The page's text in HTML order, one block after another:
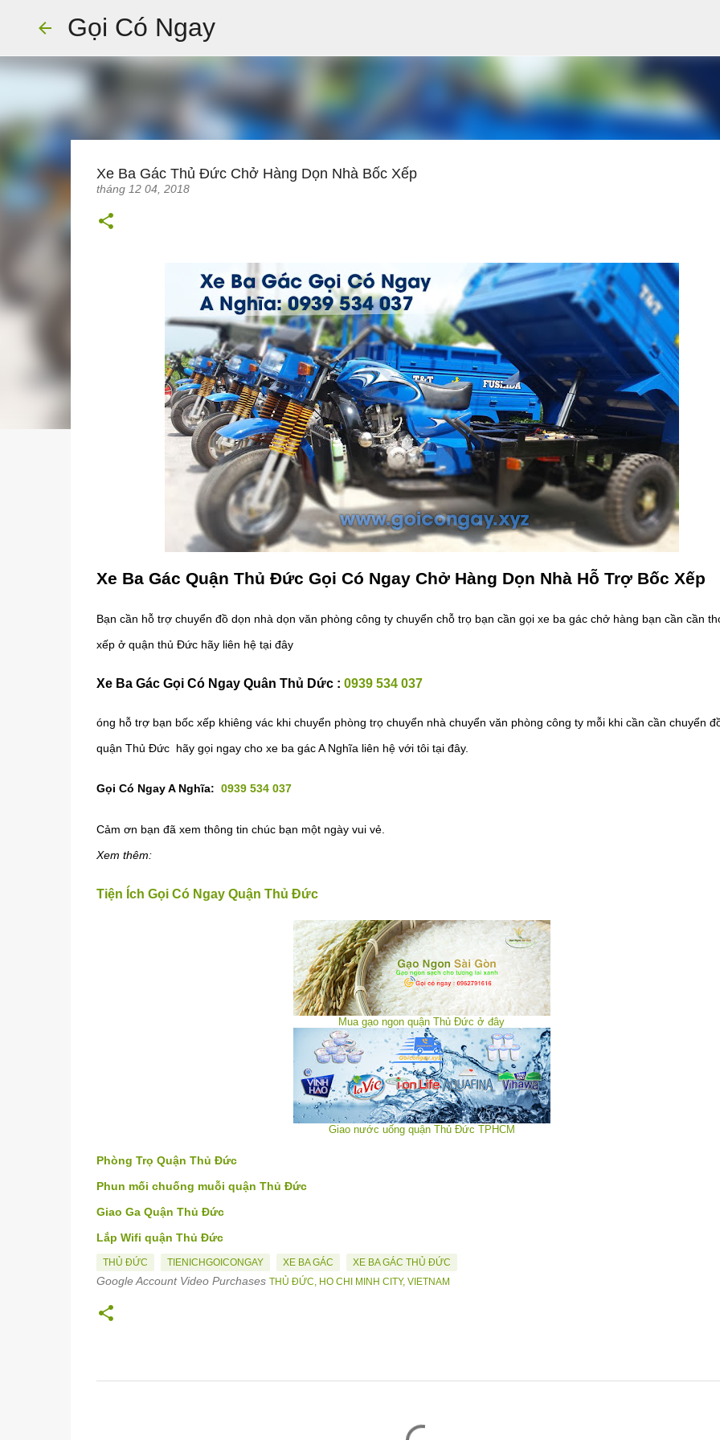
Gọi Có Ngay
Xe Ba Gác Thủ Đức Chở Hàng Dọn Nhà Bốc Xếp
tháng 12 04, 2018
Xe Ba Gác Quận Thủ Đức Gọi Có Ngay Chở Hàng Dọn Nhà Hỗ Trợ Bốc Xếp
Bạn cần hỗ trợ chuyển đồ dọn nhà dọn văn phòng công ty chuyển chỗ trọ bạn cần gọi xe ba gác chở hàng bạn cần cần
xếp ở quận thủ Đức hãy liên hệ tại đây
Xe Ba Gác Gọi Có Ngay Quân Thủ Dức : 0939 534 037
óng hỗ trợ bạn bốc xếp khiêng vác khi chuyển phòng trọ chuyển nhà chuyển văn phòng công ty mỗi khi cần cần chuyển
quận Thủ Đức hãy gọi ngay cho xe ba gác A Nghĩa liên hệ với tôi tại đây.
Gọi Có Ngay A Nghĩa: 0939 534 037
Cảm ơn bạn đã xem thông tin chúc bạn một ngày vui vẻ.
Xem thêm:
Tiện Ích Gọi Có Ngay Quận Thủ Đức
Mua gạo ngon quận Thủ Đức ở đây
Giao nước uống quận Thủ Đức TPHCM
Phòng Trọ Quận Thủ Đức
Phun mối chuống muỗi quận Thủ Đức
Giao Ga Quận Thủ Đức
Lắp Wifi quận Thủ Đức
THỦ ĐỨC TIENICHGOICONGAY XE BA GÁC XE BA GÁC THỦ ĐỨC
Google Account Video Purchases THỦ ĐỨC, HO CHI MINH CITY, VIETNAM